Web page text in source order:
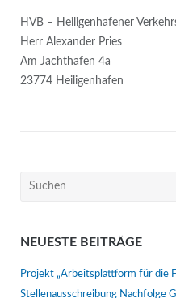
HVB – Heiligenhafener
Herr Alexander Pries
Am Jachthafen 4a
23774 Heiligenhafen
Suchen
NEUESTE BEITRÄGE
Projekt „Arbeitsplattform für die
Stellenausschreibung Nachfolge